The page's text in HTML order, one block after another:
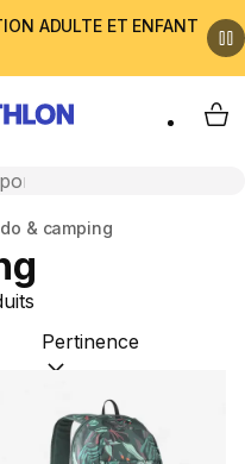
ADULTE ET ENFANT
My
& camping
Trier par :(optional)